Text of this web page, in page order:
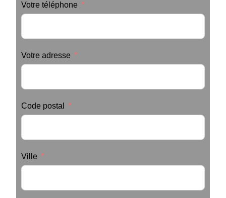
Votre téléphone
Votre adresse
Code postal
Ville